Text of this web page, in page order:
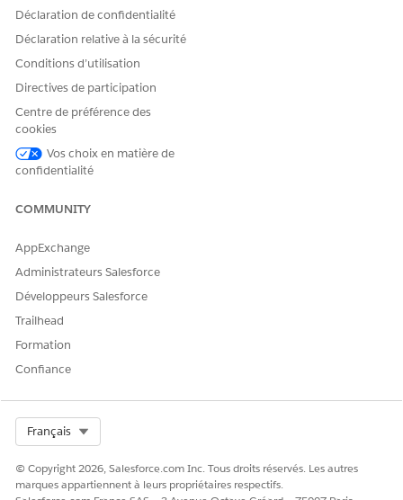
voyez pas dans la liste.
Enregistrez vos devoirs.
sélectionnez une ou plusieurs campagnes et cliquez sur
Dissocier.
Enregistrez vos modifications.
Dites-nous ce que nous pouvons améliorer !
Déclaration de confidentialité
Déclaration relative à la sécurité
Conditions d’utilisation
Directives de participation
Centre de préférence des
cookies
Vos choix en matière de
confidentialité
COMMUNITY
AppExchange
Administrateurs Salesforce
Développeurs Salesforce
Trailhead
Formation
Confiance
Français
© Copyright 2026, Salesforce.com Inc. Tous droits réservés. Les autres
marques appartiennent à leurs propriétaires respectifs.